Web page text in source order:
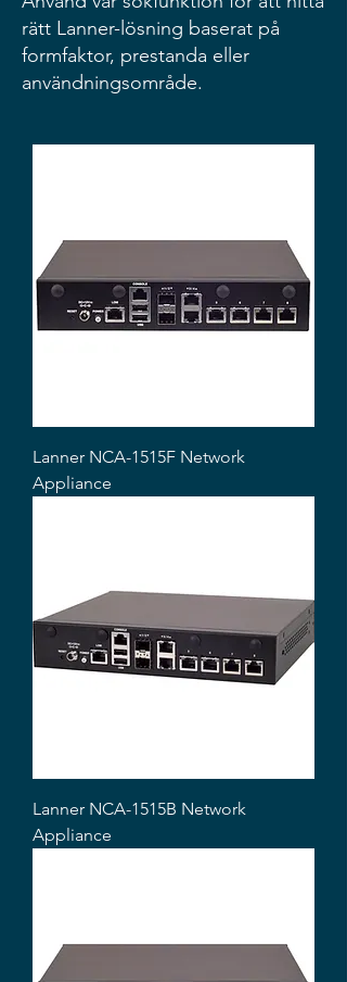
rätt Lanner-lösning baserat på
formfaktor, prestanda eller
användningsområde.
Lanner NCA-1515F Network
Appliance
Lanner NCA-1515B Network
Appliance